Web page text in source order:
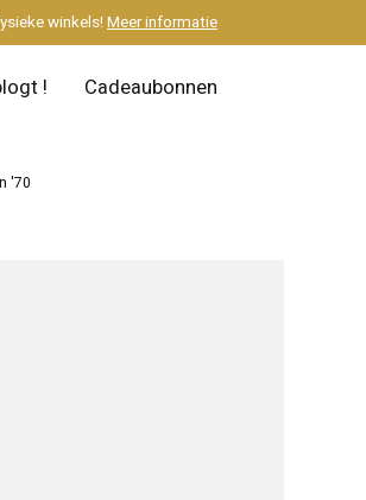
winkels!Meer informatie
! Cadeaubonnen
'70